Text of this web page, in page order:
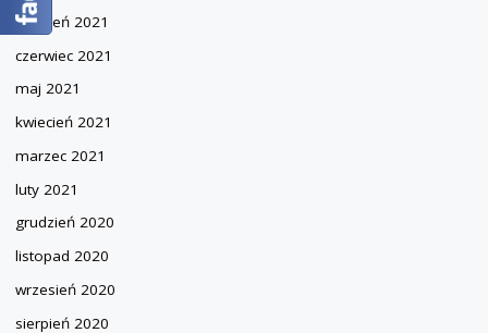
sierpień 2021
czerwiec 2021
maj 2021
kwiecień 2021
marzec 2021
luty 2021
grudzień 2020
listopad 2020
wrzesień 2020
sierpień 2020